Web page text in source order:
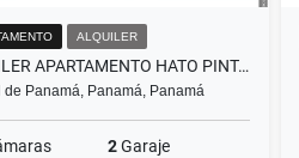
ALQUILER
ALQUILER APARTAMENTO HATO PINTADO (DV)
de Panamá, Panamá, Panamá
2Garaje